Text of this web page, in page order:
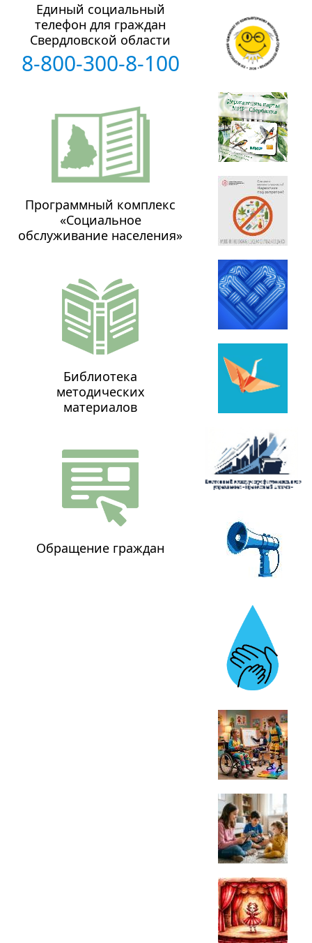
Единый социальный
телефон для граждан
Свердловской области
8-800-300-8-100
Программный комплекс
«Социальное
обслуживание населения»
Библиотека
методических
материалов
Обращение граждан